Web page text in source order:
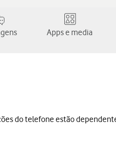
Apps e media
do telefone estão